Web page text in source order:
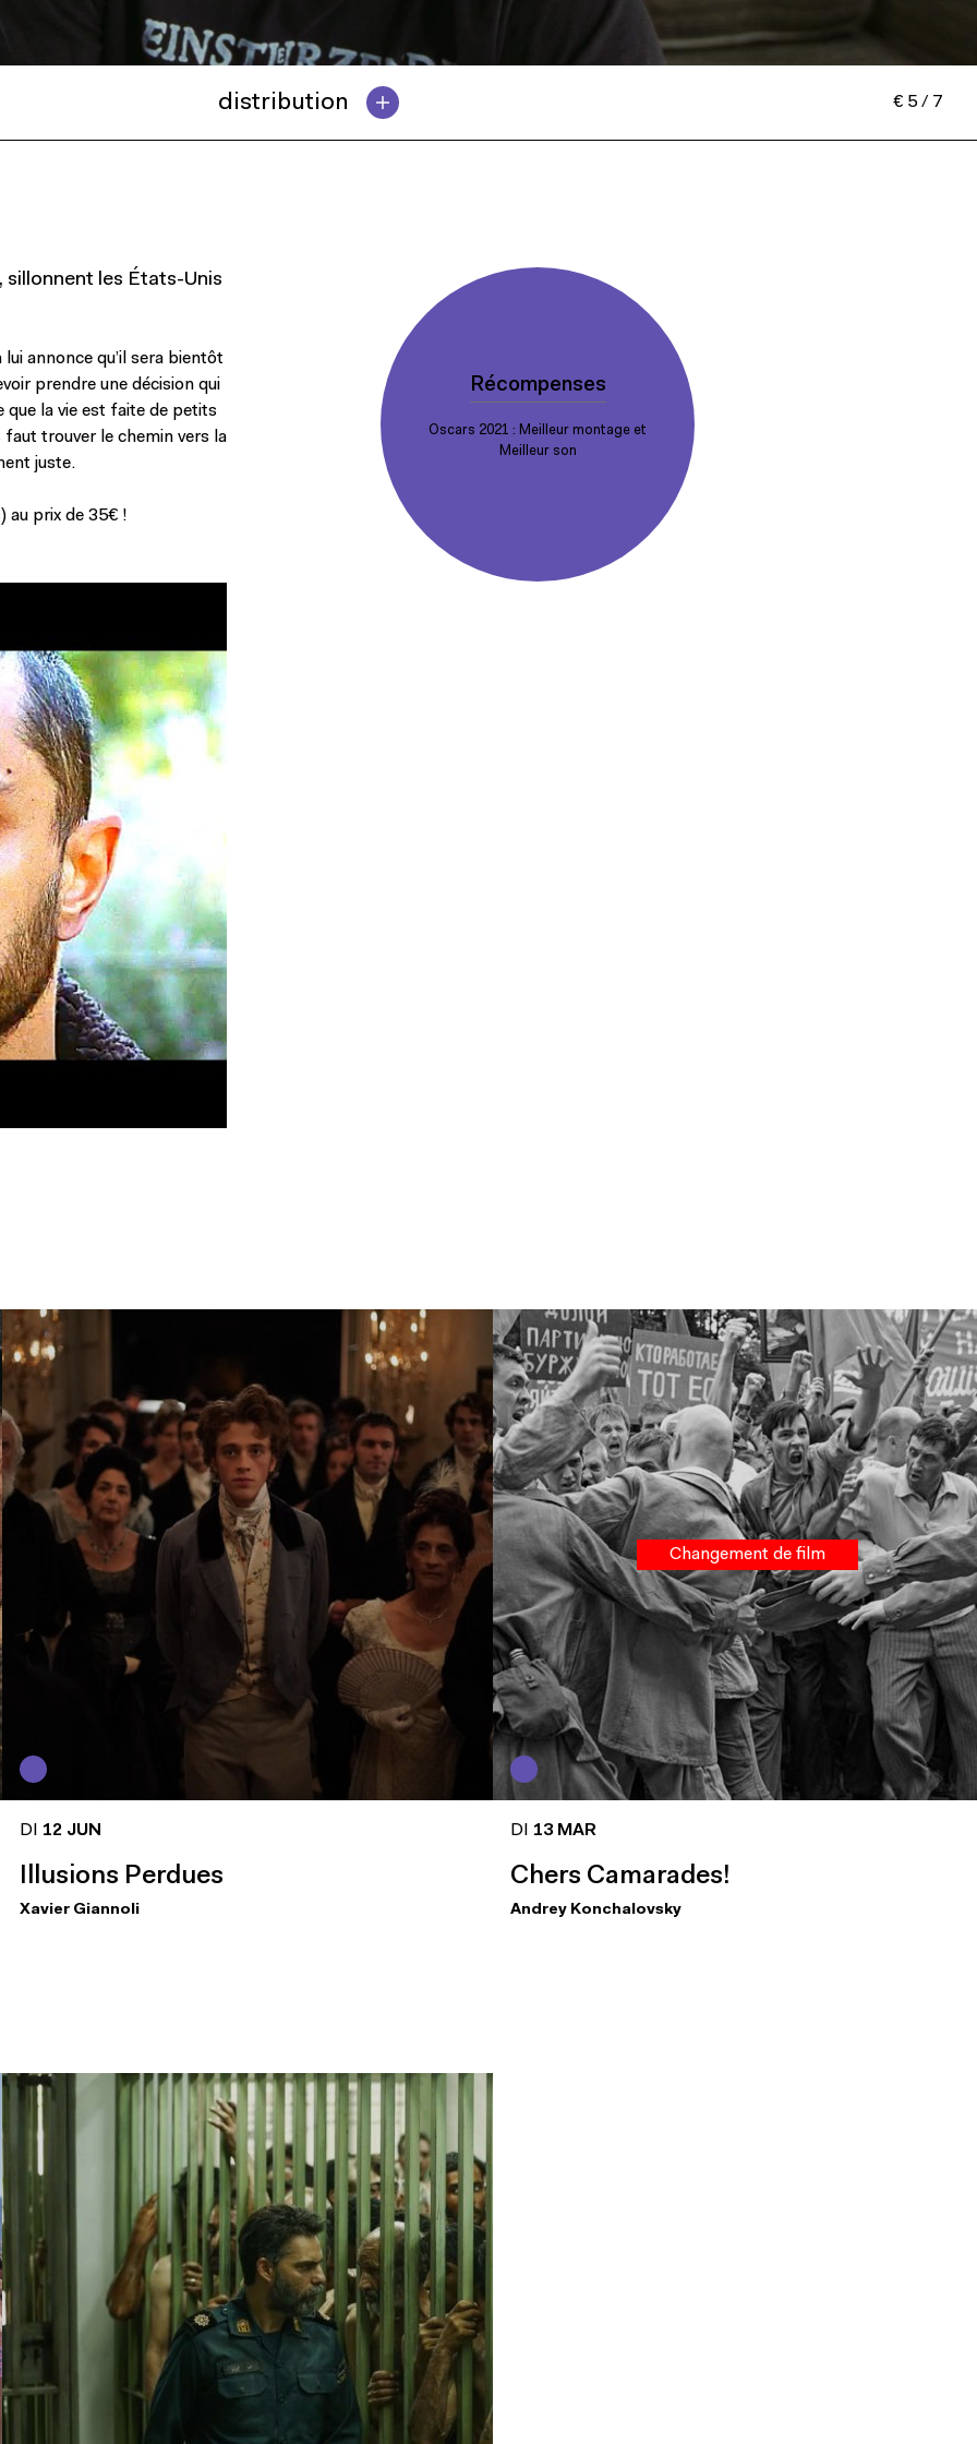
distribution € 5 / 7
sillonnent les États-Unis
annonce qu’il sera bientôt
prendre une décision qui
que la vie est faite de petits
faut trouver le chemin vers la
juste.
au prix de 35€ !
Récompenses
Oscars 2021 : Meilleur montage et
Meilleur son
DI 12 JUN
Illusions Perdues
Xavier Giannoli
Changement de film
DI 13 MAR
Chers Camarades!
Andrey Konchalovsky